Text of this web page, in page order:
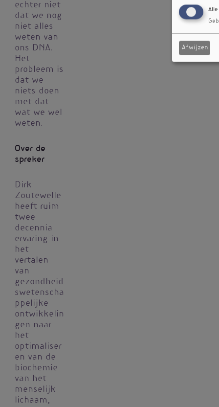
echter niet
dat we nog
niet alles
weten van
ons DNA.
Het
probleem is
dat we
niets doen
met dat
wat we wel
weten.
Over de
spreker
Dirk
Zoutewelle
heeft ruim
twee
decennia
ervaring in
het
vertalen
van
gezondheid
swetenscha
ppelijke
ontwikkelin
gen naar
het
optimaliser
en van de
biochemie
van het
menselijk
lichaam,
Alle
Afwijzen